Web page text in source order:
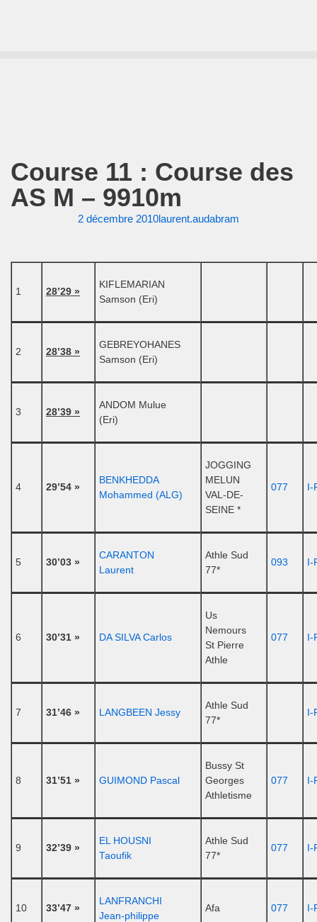
Course 11 : Course des
AS M – 9910m
2 décembre 2010laurent.audabram
1 28’29 »
KIFLEMARIAN
Samson (Eri)
2 28’38 »
GEBREYOHANES
Samson (Eri)
3 28’39 »
ANDOM Mulue
(Eri)
4 29’54 »
BENKHEDDA
Mohammed (ALG)
JOGGING
MELUN
VAL-DE-
SEINE *
077 I-
5 30’03 »
CARANTON
Laurent
Athle Sud
77*
093 I-
6 30’31 » DA SILVA Carlos
Us
Nemours
St Pierre
Athle
077 I-
7 31’46 » LANGBEEN Jessy
Athle Sud
77*
I-
8 31’51 » GUIMOND Pascal
Bussy St
Georges
Athletisme
077 I-
9 32’39 »
EL HOUSNI
Taoufik
Athle Sud
77*
077 I-
10 33’47 »
LANFRANCHI
Jean-philippe
Afa 077 I-